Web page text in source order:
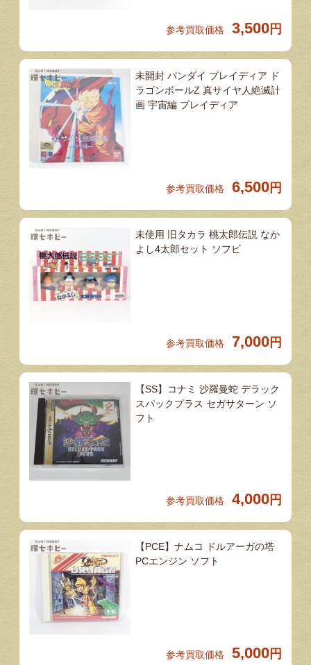
参考買取価格 3,500 円
未開封 バンダイ プレイディア ド
ラゴンボールZ 真サイヤ人絶滅計
画 宇宙編 プレイディア
参考買取価格 6,500 円
未使用 旧タカラ 桃太郎伝説 なか
よし4太郎セット ソフビ
参考買取価格 7,000 円
【SS】コナミ 沙羅曼蛇 デラック
スパックプラス セガサターン ソ
フト
参考買取価格 4,000 円
【PCE】ナムコ ドルアーガの塔
PCエンジン ソフト
参考買取価格 5,000 円